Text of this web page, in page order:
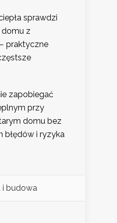
sprawdzi
z
praktyczne
zapobiegać
przy
domu bez
błędów i ryzyka
i budowa